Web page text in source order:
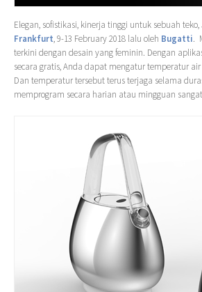
Elegan, sofistikasi, kinerja tinggi untuk sebuah teko,
Frankfurt, 9-13 February 2018 lalu oleh Bugatti.
terkini dengan desain yang feminin. Dengan
secara gratis, Anda dapat mengatur temperatur
Dan temperatur tersebut terus terjaga selama
memprogram secara harian atau mingguan